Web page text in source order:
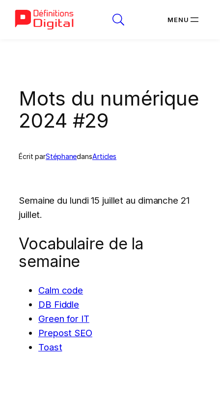
Mots du numérique
2024 #29
Écrit parStéphanedansArticles
Semaine du lundi 15 juillet au dimanche 21
juillet.
Vocabulaire de la
semaine
Calm code
DB Fiddle
Green for IT
Prepost SEO
Toast